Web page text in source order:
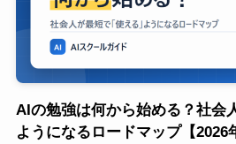
AIの勉強は何から始める？社会
ようになるロードマップ【2026